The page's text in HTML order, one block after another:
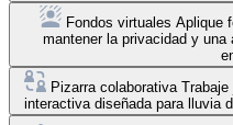
Fondos virtuales Aplique
mantener la privacidad y una
Pizarra colaborativa
interactiva diseñada para lluvia